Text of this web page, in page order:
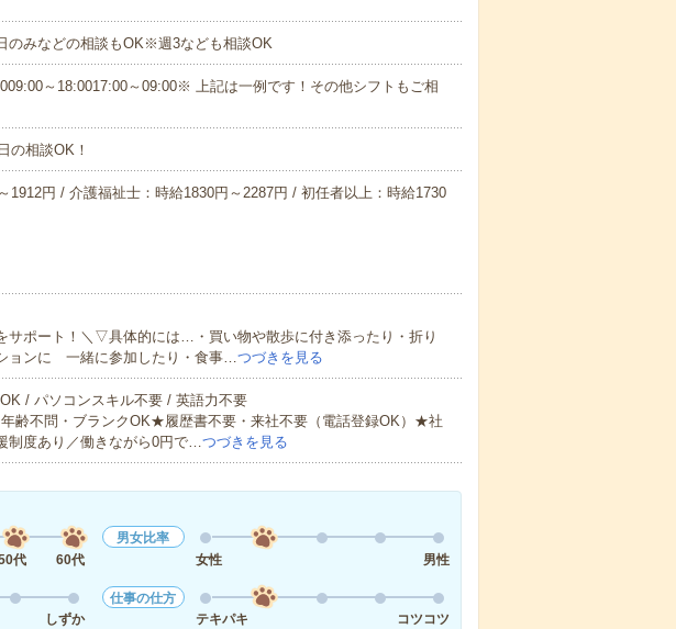
のみなどの相談もOK※週3なども相談OK
～18:0017:00～09:00※ 上記は一例です！その他シフトもご相
の相談OK！
1912円 / 介護福祉士：時給1830円～2287円 / 初任者以上：時給1730
サポート！＼▽具体的には…・買い物や散歩に付き添ったり・折り
ョンに 一緒に参加したり・食事…つづきを見る
/ パソコンスキル不要 / 英語力不要
齢不問・ブランクOK★履歴書不要・来社不要（電話登録OK）★社
制度あり／働きながら0円で…つづきを見る
代 60代
男女比率
女性
男性
しずか
仕事の仕方
テキパキ
コツコツ